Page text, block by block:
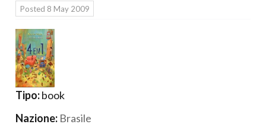
Posted 8 May 2009
Tipo:book
Nazione: Brasile